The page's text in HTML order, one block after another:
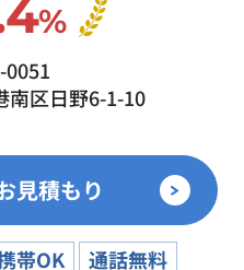
%
0051
南区日野6-1-10
見積もり
帯OK 通話無料